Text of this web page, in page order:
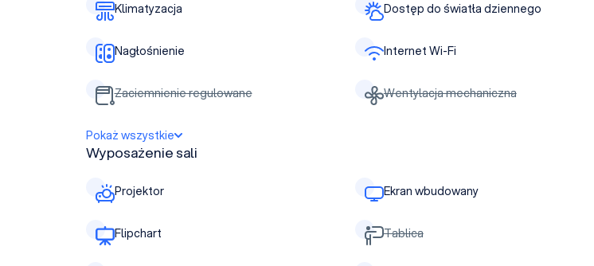
Klimatyzacja Dostęp do światła dziennego
Nagłośnienie Internet Wi-Fi
Zaciemnienie regulowane Wentylacja mechaniczna
Pokaż wszystkie
Wyposażenie sali
Projektor Ekran wbudowany
Flipchart Tablica